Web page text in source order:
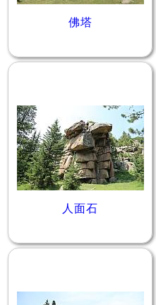
佛塔
人面石